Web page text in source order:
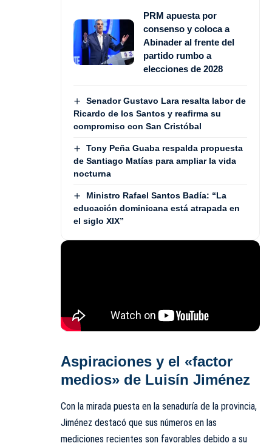
PRM apuesta por
consenso y coloca a
Abinader al frente del
partido rumbo a
elecciones de 2028
Senador Gustavo Lara resalta labor de
Ricardo de los Santos y reafirma su
compromiso con San Cristóbal
Tony Peña Guaba respalda propuesta
de Santiago Matías para ampliar la vida
nocturna
Ministro Rafael Santos Badía: “La
educación dominicana está atrapada en
el siglo XIX”
Aspiraciones y el «factor
medios» de Luisín Jiménez
Con la mirada puesta en la senaduría de la provincia,
Jiménez destacó que sus números en las
mediciones recientes son favorables debido a su